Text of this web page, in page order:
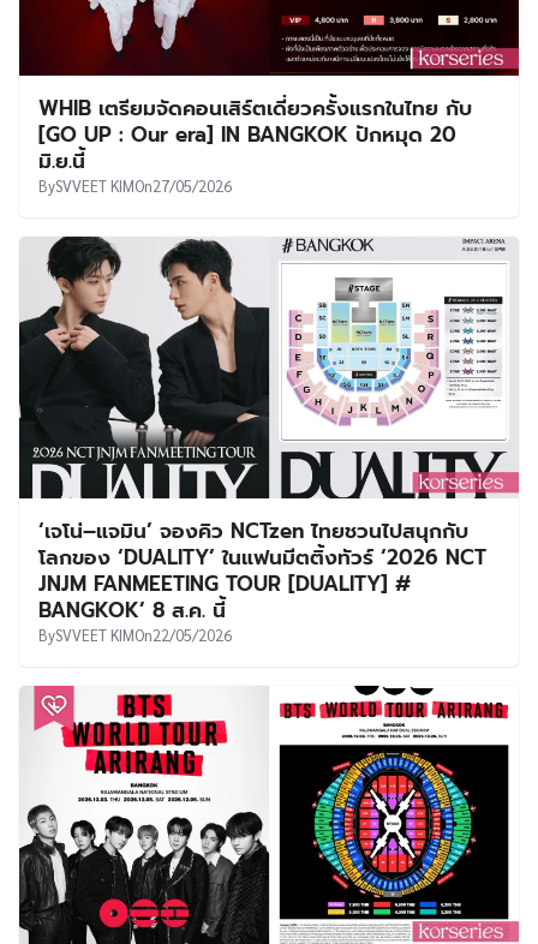
WHIB เตรียมจัดคอนเสิร์ตเดี่ยวครั้งแรกในไทย กับ
[GO UP : Our era] IN BANGKOK ปักหมุด 20
มิ.ย.นี้
BySVVEET KIMOn27/05/2026
‘เจโน่–แจมิน’ จองคิว NCTzen ไทยชวนไปสนุกกับ
โลกของ ‘DUALITY’ ในแฟนมีตติ้งทัวร์ ‘2026 NCT
JNJM FANMEETING TOUR [DUALITY] #
BANGKOK’ 8 ส.ค. นี้
BySVVEET KIMOn22/05/2026